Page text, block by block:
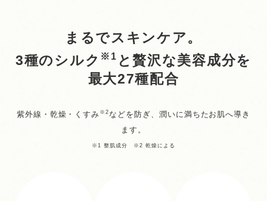
まるでスキンケア。
3種のシルク ※1 と贅沢な美容成分を
最大27種配合
紫外線・乾燥・くすみ ※2 などを防ぎ、潤いに満ちたお肌へ導き
ます。
※1 整肌成分 ※2 乾燥による